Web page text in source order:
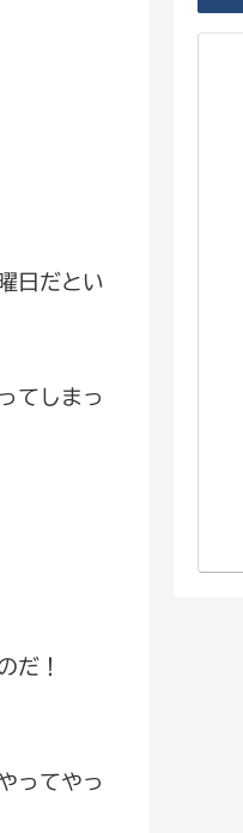
日だとい
てしまっ
だ！
ってやっ